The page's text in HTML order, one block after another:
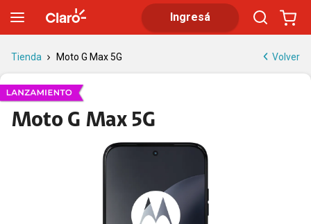
Ingresá
Tienda Moto G Max 5G Volver
Moto G Max 5G
Moto G Max 5G con triple cámara | Claro